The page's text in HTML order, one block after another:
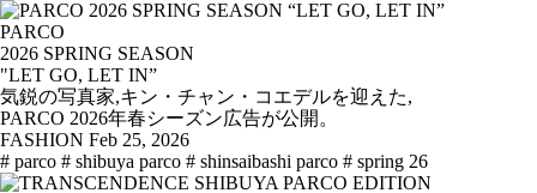
PARCO
2026 SPRING SEASON
"LET GO, LET IN”
気鋭の写真家,キン・チャン・コエデルを迎えた,
PARCO 2026年春シーズン広告が公開。
FASHION Feb 25, 2026
# parco # shibuya parco # shinsaibashi parco # spring 26